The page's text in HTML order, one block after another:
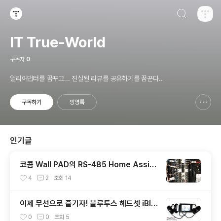
IT True-World
구독자 0
얼리어댑터를 꿈꾸고... 진실된 리뷰를 공유하기를 꿈꾼다..
구독하기 방명록
인기글
코콤 Wall PAD의 RS-485 Home Assist
ant 연동을 위한 H/W
4 2 조회 14
이제 무선으로 즐기자! 블루투스 헤드셋 iBlu
on HS02-HQ
0 0 조회 5